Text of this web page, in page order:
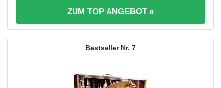
ZUM TOP ANGEBOT »
7